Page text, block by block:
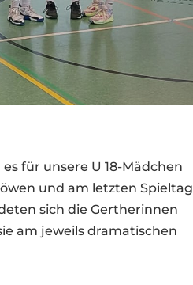
für unsere U 18-Mädchen
und am letzten Spieltag
sich die Gertherinnen
am jeweils dramatischen